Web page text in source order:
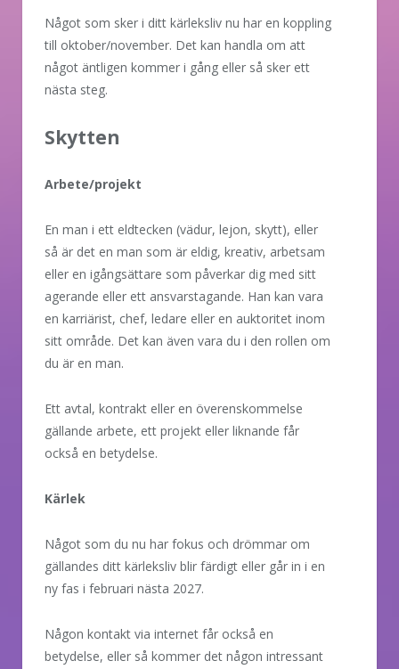
Något som sker i ditt kärleksliv nu har en koppling
till oktober/november. Det kan handla om att
något äntligen kommer i gång eller så sker ett
nästa steg.
Skytten
Arbete/projekt
En man i ett eldtecken (vädur, lejon, skytt), eller
så är det en man som är eldig, kreativ, arbetsam
eller en igångsättare som påverkar dig med sitt
agerande eller ett ansvarstagande. Han kan vara
en karriärist, chef, ledare eller en auktoritet inom
sitt område. Det kan även vara du i den rollen om
du är en man.
Ett avtal, kontrakt eller en överenskommelse
gällande arbete, ett projekt eller liknande får
också en betydelse.
Kärlek
Något som du nu har fokus och drömmar om
gällandes ditt kärleksliv blir färdigt eller går in i en
ny fas i februari nästa 2027.
Någon kontakt via internet får också en
betydelse, eller så kommer det någon intressant